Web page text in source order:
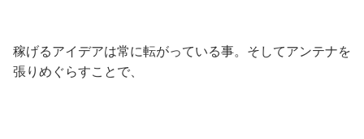
稼げるアイデアは常に転がっている事。そしてアンテナを
張りめぐらすことで、